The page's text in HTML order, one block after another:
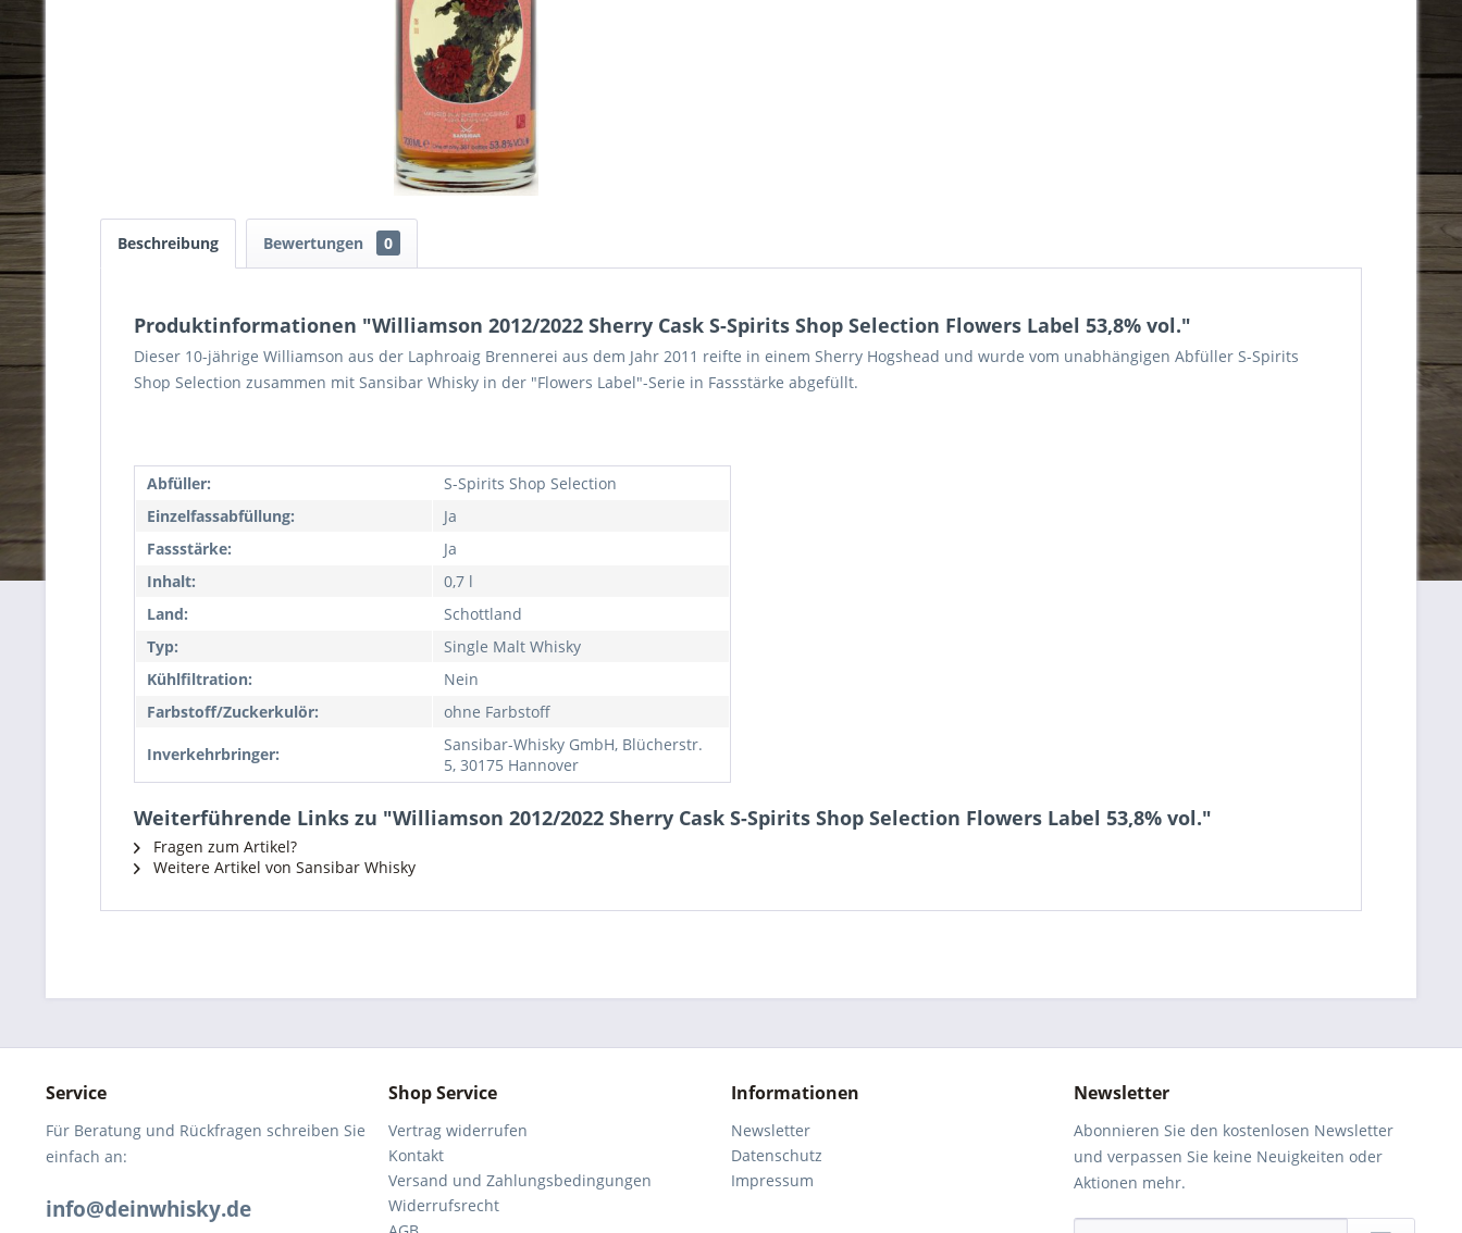
Beschreibung Bewertungen 0
Produktinformationen "Williamson 2012/2022 Sherry Cask S-Spirits Shop Selection Flowers Label 53,8% vol."
Dieser 10-jährige Williamson aus der Laphroaig Brennerei aus dem Jahr 2011 reifte in einem Sherry Hogshead und wurde vom unabhängigen Abfüller S-Spirits
Shop Selection zusammen mit Sansibar Whisky in der "Flowers Label"-Serie in Fassstärke abgefüllt.
Abfüller:
S-Spirits Shop Selection
Einzelfassabfüllung:
Ja
Fassstärke:
Ja
Inhalt:
0,7 l
Land:
Schottland
Typ:
Single Malt Whisky
Kühlfiltration:
Nein
Farbstoff/Zuckerkulör:
ohne Farbstoff
Inverkehrbringer:
Sansibar-Whisky GmbH, Blücherstr.
5, 30175 Hannover
Weiterführende Links zu "Williamson 2012/2022 Sherry Cask S-Spirits Shop Selection Flowers Label 53,8% vol."
Fragen zum Artikel?
Weitere Artikel von Sansibar Whisky
Service
Für Beratung und Rückfragen schreiben Sie
einfach an:
info@deinwhisky.de
Shop Service
Vertrag widerrufen
Kontakt
Versand und Zahlungsbedingungen
Widerrufsrecht
Informationen
Newsletter
Datenschutz
Impressum
Newsletter
Abonnieren Sie den kostenlosen Newsletter
und verpassen Sie keine Neuigkeiten oder
Aktionen mehr.